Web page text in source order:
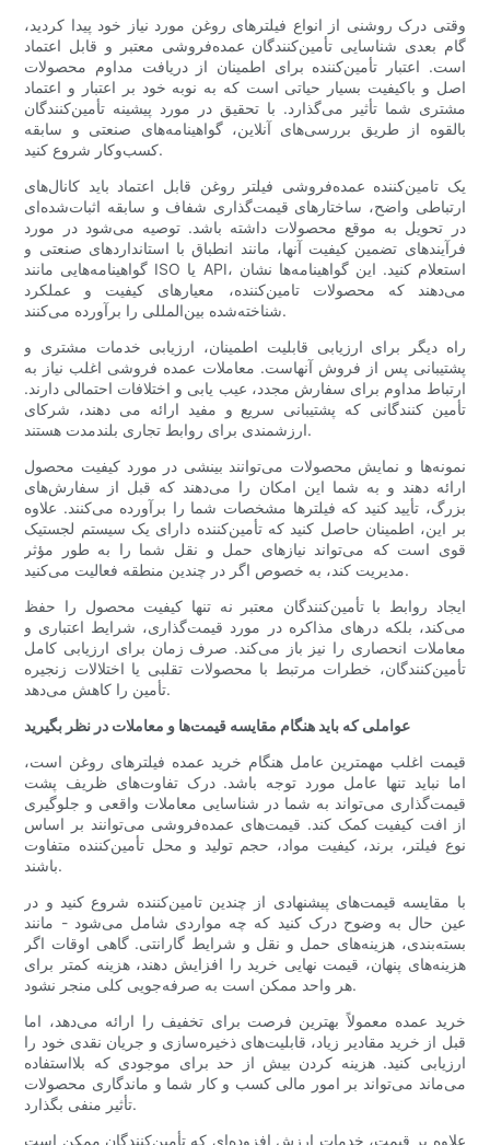
وقتی درک روشنی از انواع فیلترهای روغن مورد نیاز خود پیدا کردید،
گام بعدی شناسایی تأمین‌کنندگان عمده‌فروشی معتبر و قابل اعتماد
است. اعتبار تأمین‌کننده برای اطمینان از دریافت مداوم محصولات
اصل و باکیفیت بسیار حیاتی است که به نوبه خود بر اعتبار و اعتماد
مشتری شما تأثیر می‌گذارد. با تحقیق در مورد پیشینه تأمین‌کنندگان
بالقوه از طریق بررسی‌های آنلاین، گواهینامه‌های صنعتی و سابقه
کسب‌وکار شروع کنید.
یک تامین‌کننده عمده‌فروشی فیلتر روغن قابل اعتماد باید کانال‌های
ارتباطی واضح، ساختارهای قیمت‌گذاری شفاف و سابقه اثبات‌شده‌ای
در تحویل به موقع محصولات داشته باشد. توصیه می‌شود در مورد
فرآیندهای تضمین کیفیت آنها، مانند انطباق با استانداردهای صنعتی و
گواهینامه‌هایی مانند ISO یا API، استعلام کنید. این گواهینامه‌ها نشان
می‌دهند که محصولات تامین‌کننده، معیارهای کیفیت و عملکرد
شناخته‌شده بین‌المللی را برآورده می‌کنند.
راه دیگر برای ارزیابی قابلیت اطمینان، ارزیابی خدمات مشتری و
پشتیبانی پس از فروش آنهاست. معاملات عمده فروشی اغلب نیاز به
ارتباط مداوم برای سفارش مجدد، عیب یابی و اختلافات احتمالی دارند.
تأمین کنندگانی که پشتیبانی سریع و مفید ارائه می دهند، شرکای
ارزشمندی برای روابط تجاری بلندمدت هستند.
نمونه‌ها و نمایش محصولات می‌توانند بینشی در مورد کیفیت محصول
ارائه دهند و به شما این امکان را می‌دهند که قبل از سفارش‌های
بزرگ، تأیید کنید که فیلترها مشخصات شما را برآورده می‌کنند. علاوه
بر این، اطمینان حاصل کنید که تأمین‌کننده دارای یک سیستم لجستیک
قوی است که می‌تواند نیازهای حمل و نقل شما را به طور مؤثر
مدیریت کند، به خصوص اگر در چندین منطقه فعالیت می‌کنید.
ایجاد روابط با تأمین‌کنندگان معتبر نه تنها کیفیت محصول را حفظ
می‌کند، بلکه درهای مذاکره در مورد قیمت‌گذاری، شرایط اعتباری و
معاملات انحصاری را نیز باز می‌کند. صرف زمان برای ارزیابی کامل
تأمین‌کنندگان، خطرات مرتبط با محصولات تقلبی یا اختلالات زنجیره
تأمین را کاهش می‌دهد.
عواملی که باید هنگام مقایسه قیمت‌ها و معاملات در نظر بگیرید
قیمت اغلب مهمترین عامل هنگام خرید عمده فیلترهای روغن است،
اما نباید تنها عامل مورد توجه باشد. درک تفاوت‌های ظریف پشت
قیمت‌گذاری می‌تواند به شما در شناسایی معاملات واقعی و جلوگیری
از افت کیفیت کمک کند. قیمت‌های عمده‌فروشی می‌توانند بر اساس
نوع فیلتر، برند، کیفیت مواد، حجم تولید و محل تأمین‌کننده متفاوت
باشند.
با مقایسه قیمت‌های پیشنهادی از چندین تامین‌کننده شروع کنید و در
عین حال به وضوح درک کنید که چه مواردی شامل می‌شود - مانند
بسته‌بندی، هزینه‌های حمل و نقل و شرایط گارانتی. گاهی اوقات اگر
هزینه‌های پنهان، قیمت نهایی خرید را افزایش دهند، هزینه کمتر برای
هر واحد ممکن است به صرفه‌جویی کلی منجر نشود.
خرید عمده معمولاً بهترین فرصت برای تخفیف را ارائه می‌دهد، اما
قبل از خرید مقادیر زیاد، قابلیت‌های ذخیره‌سازی و جریان نقدی خود را
ارزیابی کنید. هزینه کردن بیش از حد برای موجودی که بلااستفاده
می‌ماند می‌تواند بر امور مالی کسب و کار شما و ماندگاری محصولات
تأثیر منفی بگذارد.
علاوه بر قیمت، خدمات ارزش افزوده‌ای که تأمین‌کنندگان ممکن است